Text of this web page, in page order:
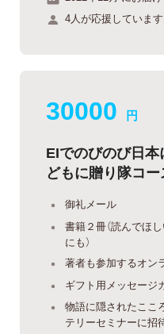
4人が応援しています
30000 円
EIでのびのび日
どもに贈り隊コ
御礼メール
書籍２冊（読んでほ
にも）
著者も参加するオン
ギフト用メッセージ
物語に隠されたここ
テリーセミナーに招